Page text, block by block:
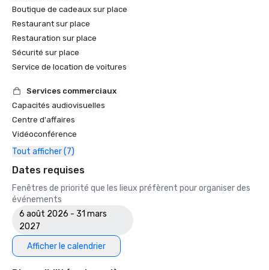
Boutique de cadeaux sur place
Restaurant sur place
Restauration sur place
Sécurité sur place
Service de location de voitures
Services commerciaux
Capacités audiovisuelles
Centre d'affaires
Vidéoconférence
Tout afficher (7)
Dates requises
Fenêtres de priorité que les lieux préfèrent pour organiser des
événements
6 août 2026 - 31 mars
2027
Afficher le calendrier